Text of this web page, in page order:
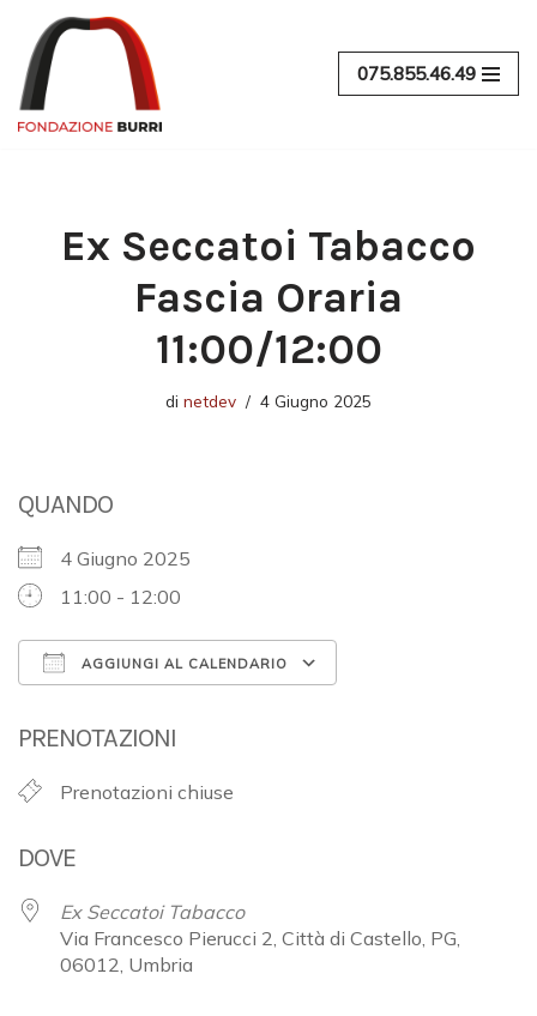
Vai
al
contenuto
075.855.46.49
Ex Seccatoi Tabacco
Fascia Oraria
11:00/12:00
di netdev 4 Giugno 2025
QUANDO
4 Giugno 2025
11:00 - 12:00
AGGIUNGI AL CALENDARIO
PRENOTAZIONI
Prenotazioni chiuse
DOVE
Ex Seccatoi Tabacco
Via Francesco Pierucci 2, Città di Castello, PG,
06012, Umbria